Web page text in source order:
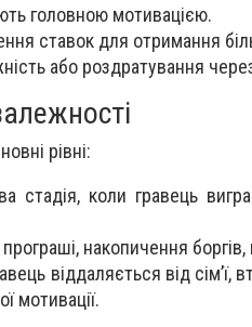
головною мотивацією.
ставок для отримання
або роздратування
рівні:
стадія, коли гравець
накопичення
віддаляється від
мотивації.